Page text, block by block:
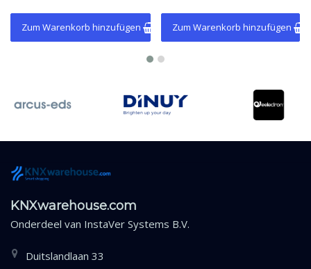
Zum Warenkorb hinzufügen Zum Warenkorb hinzufügen
KNXwarehouse.com
Onderdeel van InstaVer Systems B.V.
Duitslandlaan 33